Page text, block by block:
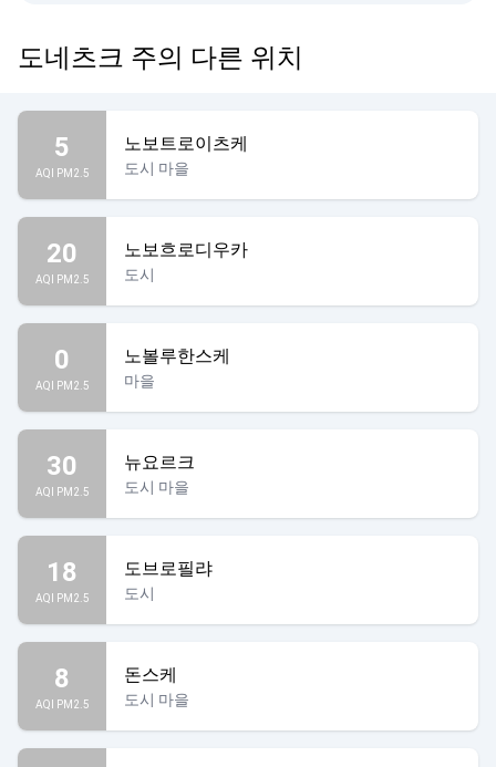
도네츠크 주의 다른 위치
5
AQI PM2.5
노보트로이츠케
도시 마을
20
AQI PM2.5
노보흐로디우카
도시
0
AQI PM2.5
노볼루한스케
마을
30
AQI PM2.5
뉴요르크
도시 마을
18
AQI PM2.5
도브로필랴
도시
8
AQI PM2.5
돈스케
도시 마을